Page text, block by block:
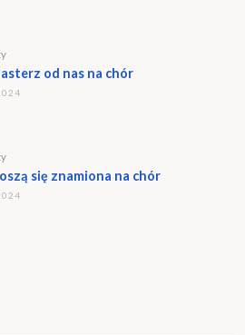
od nas na chór
się znamiona na chór